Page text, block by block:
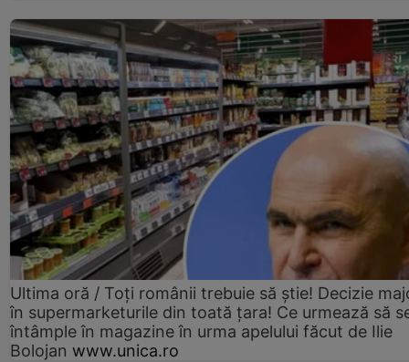
Ultima oră / Toți românii trebuie să știe! Decizie
în supermarketurile din toată țara! Ce urmează să
întâmple în magazine în urma apelului făcut de Ilie
Bolojan www.unica.ro